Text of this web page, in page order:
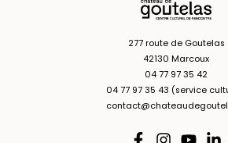
277 route de Goutelas
42130 Marcoux
04 77 97 35 42
04 77 97 35 43 (service